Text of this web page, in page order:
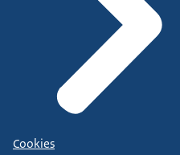
Cookies